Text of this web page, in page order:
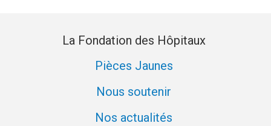
La Fondation des Hôpitaux
Pièces Jaunes
Nous soutenir
Nos actualités